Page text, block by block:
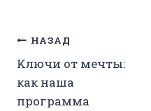
Навигация
по
записям
НАЗАД
Ключи от мечты:
как наша
программа